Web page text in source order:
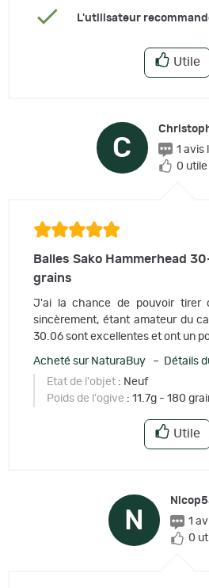
L'utilisateur
Utile
C
1 avis
0
Balles Sako Hammerhead
grains
J'ai la chance de pouvoir tirer
sincèrement, étant amateur du
30.06 sont excellentes et ont un
Acheté sur NaturaBuy – Détails
Etat de l'objet : Neuf
Poids de l'ogive : 11.7g - 180
Utile
N
1
0